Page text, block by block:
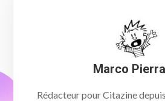
Marco
Rédacteur pour Citazine